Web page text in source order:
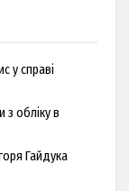
у справі
з обліку в
Гайдука